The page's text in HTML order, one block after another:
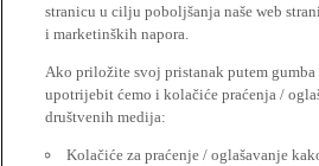
stranicu u cilju poboljšanja naše web
i marketinških napora.
Ako priložite svoj pristanak putem gumba
upotrijebit ćemo i kolačiće praćenja /
društvenih medija:
Kolačiće za praćenje / oglašavanje